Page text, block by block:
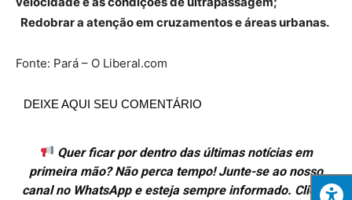
Redobrar a atenção em cruzamentos e áreas urbanas.
Fonte: Pará – O Liberal.com
DEIXE AQUI SEU COMENTÁRIO
Quer ficar por dentro das últimas notícias em
primeira mão? Não perca tempo! Junte-se ao nosso
canal no WhatsApp e esteja sempre informado. Clique